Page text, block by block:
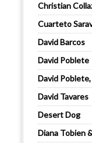
Christian
Cuarteto
David Barcos
David Poblete
David
David Tavares
Desert Dog
Diana Tobien